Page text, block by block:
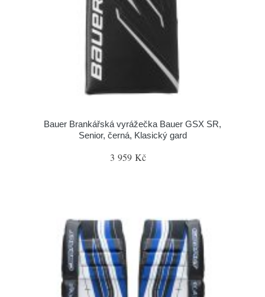
Bauer Brankářská vyrážečka Bauer GSX SR,
Senior, černá, Klasický gard
3 959 Kč